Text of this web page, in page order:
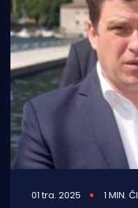
01 tra. 2025 1 MIN.